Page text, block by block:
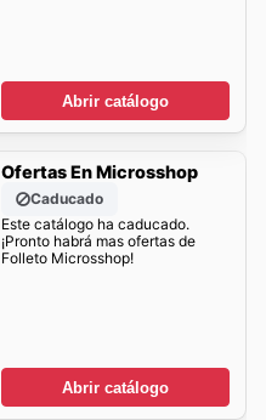
Abrir catálogo
Ofertas En Microsshop
Caducado
Este catálogo ha caducado.
¡Pronto habrá mas ofertas de
Folleto Microsshop!
Abrir catálogo